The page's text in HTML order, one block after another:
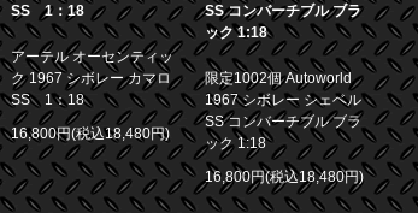
SS 1：18
アーテル オーセンティッ
ク 1967 シボレー カマロ
SS 1：18
16,800円(税込18,480円)
SS コンバーチブル ブラ
ック 1:18
限定1002個 Autoworld
1967 シボレー シェベル
SS コンバーチブル ブラ
ック 1:18
16,800円(税込18,480円)